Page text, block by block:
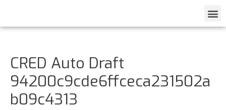
CRED Auto Draft
94200c9cde6ffceca231502a
b09c4313